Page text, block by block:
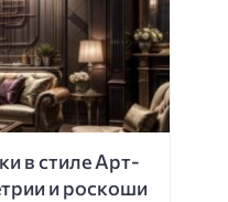
в стиле Арт-
и роскоши